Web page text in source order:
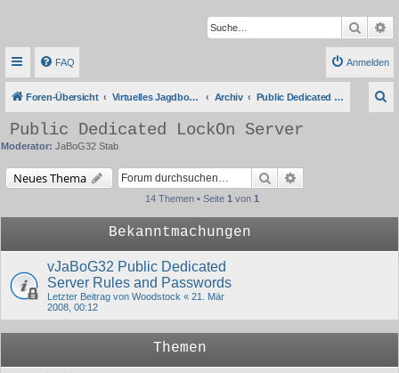
Suche
FAQ Anmelden
Foren-Übersicht Virtuelles Jagdbombergeschwader 32 Archiv Public Dedicated LockOn Server
Public Dedicated LockOn Server
Moderator: JaBoG32 Stab
Neues Thema Suche
14 Themen • Seite 1 von 1
Bekanntmachungen
vJaBoG32 Public Dedicated
Server Rules and Passwords
Letzter Beitrag von Woodstock « 21. Mär
2008, 00:12
Themen